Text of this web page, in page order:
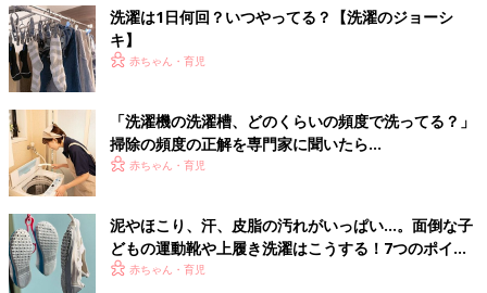
洗濯は1日何回？いつやってる？【洗濯のジョーシ
キ】
赤ちゃん・育児
「洗濯機の洗濯槽、どのくらいの頻度で洗ってる？」
掃除の頻度の正解を専門家に聞いたら…
赤ちゃん・育児
泥やほこり、汗、皮脂の汚れがいっぱい…。面倒な子
どもの運動靴や上履き洗濯はこうする！7つのポイン
ト 赤ちゃん・育児